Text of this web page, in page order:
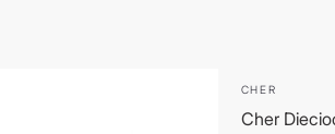
CHER
Cher